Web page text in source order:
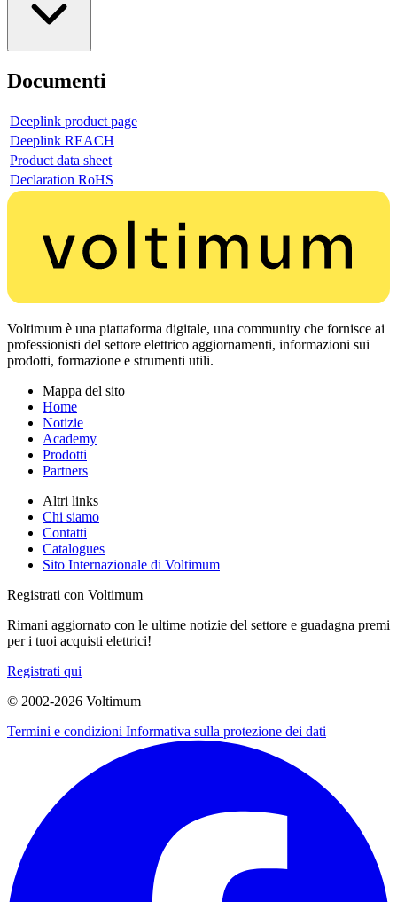
Documenti
Deeplink product page
Deeplink REACH
Product data sheet
Declaration RoHS
Voltimum è una piattaforma digitale, una community che fornisce ai
professionisti del settore elettrico aggiornamenti, informazioni sui
prodotti, formazione e strumenti utili.
Mappa del sito
Home
Notizie
Academy
Prodotti
Partners
Altri links
Chi siamo
Contatti
Catalogues
Sito Internazionale di Voltimum
Registrati con Voltimum
Rimani aggiornato con le ultime notizie del settore e guadagna premi
per i tuoi acquisti elettrici!
Registrati qui
© 2002-2026 Voltimum
Termini e condizioni Informativa sulla protezione dei dati